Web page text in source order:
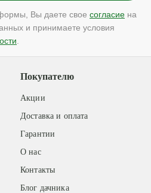
Вы даете свое согласие на
и принимаете условия
Покупателю
Акции
Доставка и оплата
Гарантии
О нас
Контакты
Блог дачника